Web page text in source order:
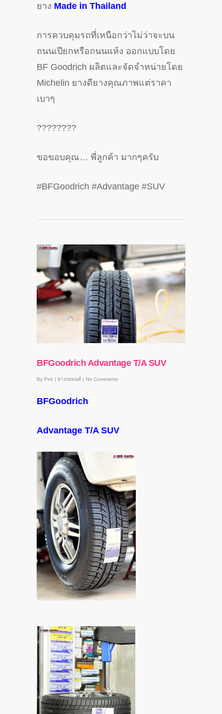
ยาง Made in Thailand
การควบคุมรถที่เหนือกว่าไม่ว่าจะบน
ถนนเปียกหรือถนนแห้ง ออกแบบโดย
BF Goodrich ผลิตและจัดจำหน่ายโดย
Michelin ยางดียางคุณภาพแต่ราคา
เบาๆ
????????
ขอขอบคุณ… พี่ลูกค้า มากๆครับ
#BFGoodrich #Advantage #SUV
BFGoodrich Advantage T/A SUV
By Pek | ยางรถยนต์ | No Comments
BFGoodrich
Advantage T/A SUV